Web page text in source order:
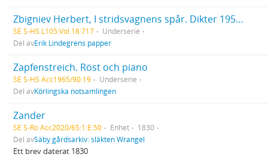
Zbigniev Herbert, I stridsvagnens spår. Dikter 1956-1965 tolkade av Erik Lindegren och Erik Mesterton. Sthlm.: Bonnier 1965.
SE S-HS L105:Vol.18:717
Underserie
Del avErik Lindegrens papper
Zapfenstreich. Röst och piano
SE S-HS Acc1965/90:19
Underserie
Del avKörlingska notsamlingen
Zander
SE S-Ro Acc2020/65:1:E:50 Enhet
1830
Del avSäby gårdsarkiv: släkten Wrangel
Ett brev daterat 1830